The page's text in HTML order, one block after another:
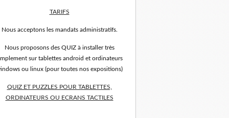
TARIFS
Nous acceptons les mandats administratifs.
Nous proposons des QUIZ à installer très
sur tablettes android et ordinateurs
ou linux (pour toutes nos expositions)
QUIZ ET PUZZLES POUR TABLETTES,
ORDINATEURS OU ECRANS TACTILES